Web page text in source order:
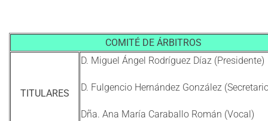
COMITÉ DE ÁRBITROS
TITULARES
D. Miguel Ángel Rodríguez Díaz (Presidente)
D. Fulgencio Hernández González
Dña. Ana María Caraballo Román (Vocal)